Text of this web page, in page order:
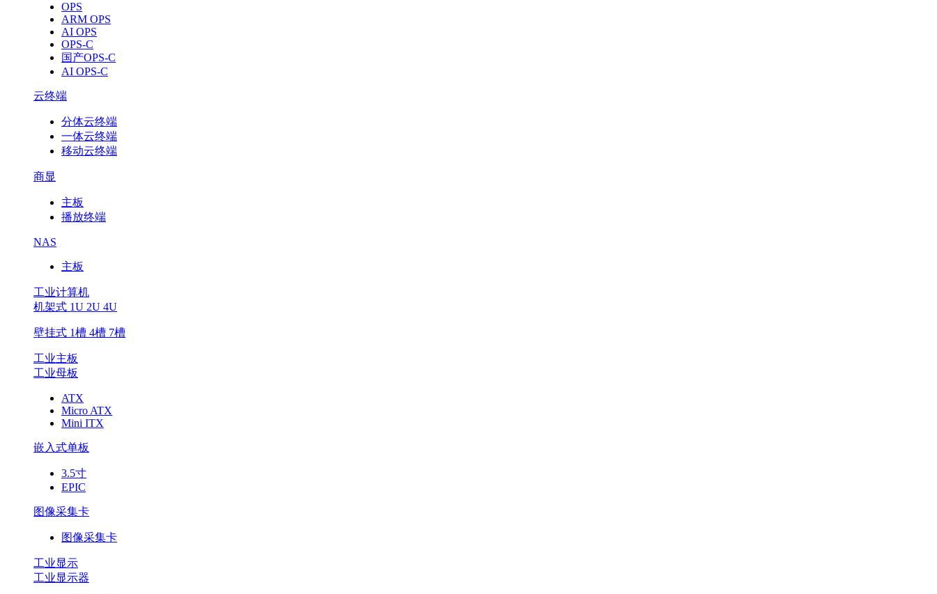
OPS
ARM OPS
AI OPS
OPS-C
国产OPS-C
AI OPS-C
云终端
分体云终端
一体云终端
移动云终端
商显
主板
播放终端
NAS
主板
工业计算机
机架式 1U 2U 4U
壁挂式 1槽 4槽 7槽
工业主板
工业母板
ATX
Micro ATX
Mini ITX
嵌入式单板
3.5寸
EPIC
图像采集卡
图像采集卡
工业显示
工业显示器